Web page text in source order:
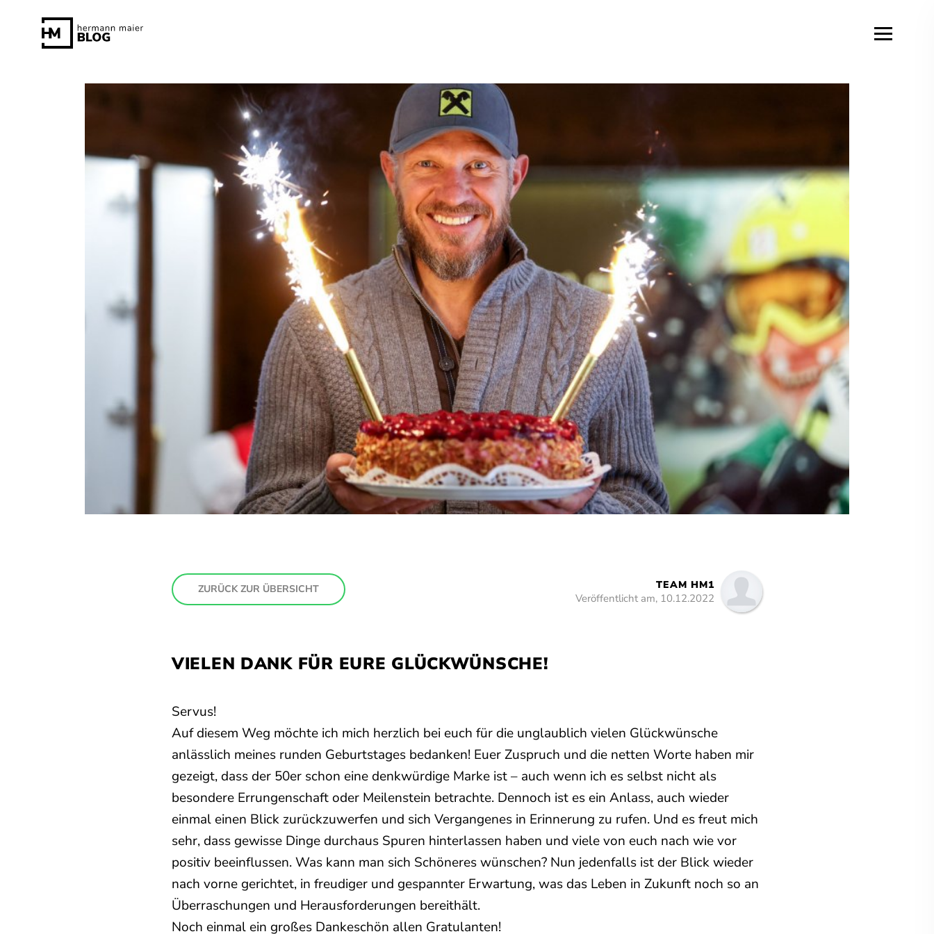
ZURÜCK ZUR ÜBERSICHT TEAM HM1
Veröffentlicht am, 10.12.2022
VIELEN DANK FÜR EURE GLÜCKWÜNSCHE!
Servus!
Auf diesem Weg möchte ich mich herzlich bei euch für die unglaublich vielen Glückwünsche
anlässlich meines runden Geburtstages bedanken! Euer Zuspruch und die netten Worte haben mir
gezeigt, dass der 50er schon eine denkwürdige Marke ist – auch wenn ich es selbst nicht als
besondere Errungenschaft oder Meilenstein betrachte. Dennoch ist es ein Anlass, auch wieder
einmal einen Blick zurückzuwerfen und sich Vergangenes in Erinnerung zu rufen. Und es freut mich
sehr, dass gewisse Dinge durchaus Spuren hinterlassen haben und viele von euch nach wie vor
positiv beeinflussen. Was kann man sich Schöneres wünschen? Nun jedenfalls ist der Blick wieder
nach vorne gerichtet, in freudiger und gespannter Erwartung, was das Leben in Zukunft noch so an
Überraschungen und Herausforderungen bereithält.
Noch einmal ein großes Dankeschön allen Gratulanten!